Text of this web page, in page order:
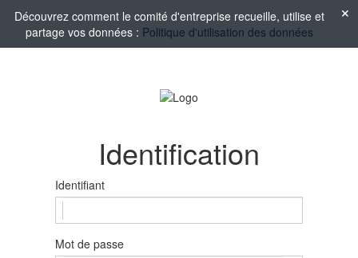
Découvrez comment le comité d'entreprise recueille, utilise et
partage vos données : Politique d'utilisation des données
Identification
Identifiant
Mot de passe